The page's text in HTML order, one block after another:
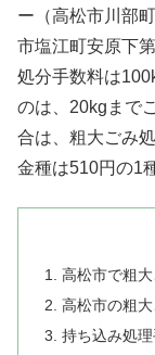
ー（高松市川部
市塩江町安原下
処分手数料は
のは、20kgまで
合は、粗大ごみ
金種は510円の1
高松市で粗
高松市の粗
持ち込み処